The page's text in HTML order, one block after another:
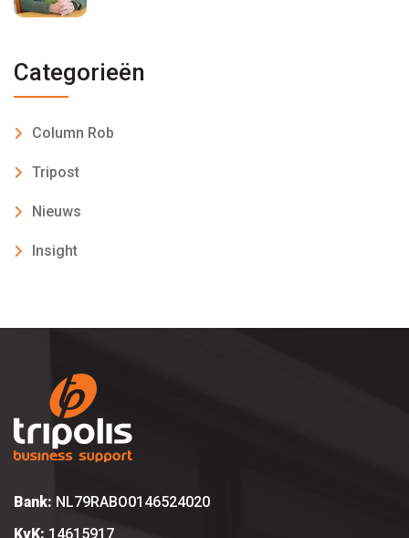
Categorieën
Column Rob
Tripost
Nieuws
Insight
Bank: NL79RABO0146524020
KvK: 14615917